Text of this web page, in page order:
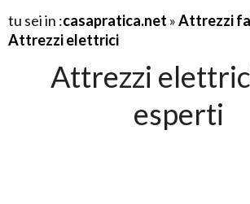
tu sei in :casapratica.net »Attrezzi
Attrezzi elettrici
Attrezzi
esperti